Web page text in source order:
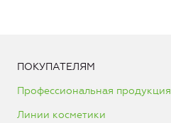
ПОКУПАТЕЛЯМ
Профессиональная продукция
Линии косметики